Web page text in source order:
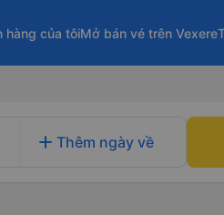
hàng của tôiMở bán vé trên Vexere
add Thêm ngày về